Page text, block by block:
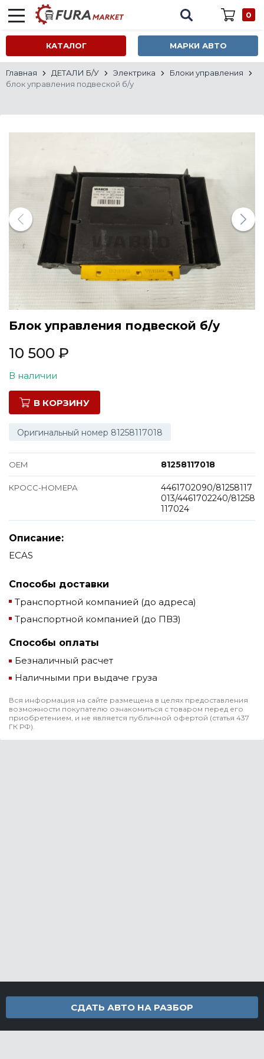
0
КАТАЛОГ МАРКИ АВТО
Все марки
Главная ДЕТАЛИ Б/У Электрика
Блоки управления
блок управления подвеской б/у
Блок управления подвеской б/у
10 500 ₽
В наличии
В КОРЗИНУ
Оригинальный номер 81258117018
ОЕМ 81258117018
КРОСС-НОМЕРА
4461702090/81258117
013/4461702240/81258
117024
Описание:
ECAS
Способы доставки
Транспортной компанией (до адреса)
Транспортной компанией (до ПВЗ)
Способы оплаты
Безналичный расчет
Наличными при выдаче груза
Вся информация на сайте размещена в целях предоставления
возможности покупателю ознакомиться с товаром перед его
приобретением, и не является публичной офертой (статья 437
ГК РФ).
СДАТЬ АВТО НА РАЗБОР